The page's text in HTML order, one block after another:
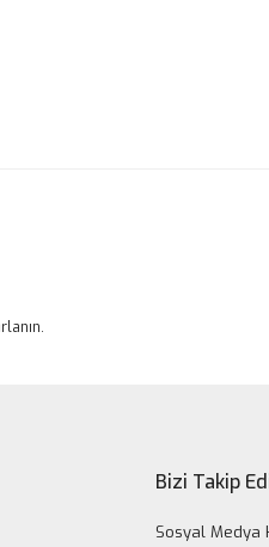
Bizi Takip
Sosyal Medya